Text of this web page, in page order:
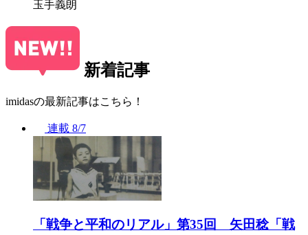
玉手義朗
新着記事
imidasの最新記事はこちら！
連載 8/7
「戦争と平和のリアル」第35回 矢田稔「戦